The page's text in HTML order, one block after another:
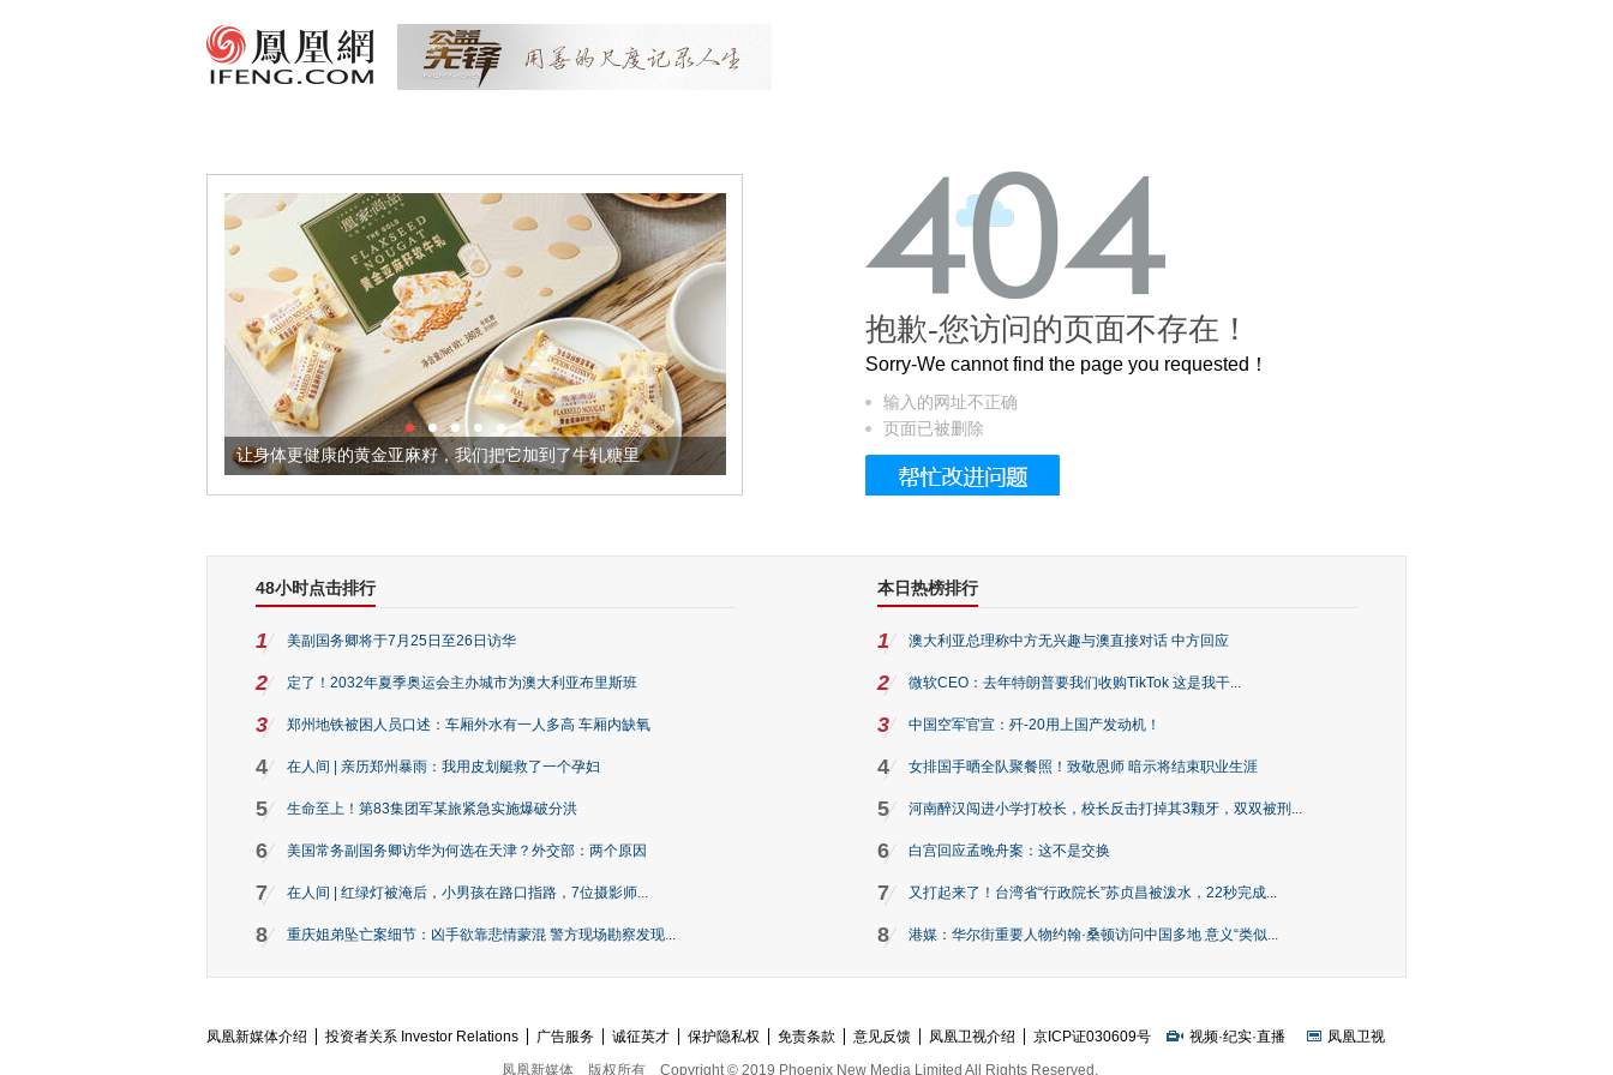
让身体更健康的黄金亚麻籽，我们把它加到了牛轧糖里 被列入佛家七宝的它到底有多美？
抱歉-您访问的页面不存在！
Sorry-We cannot find the page you requested！
输入的网址不正确
页面已被删除
48小时点击排行
1 美副国务卿将于7月25日至26日访华
2 定了！2032年夏季奥运会主办城市为澳大利亚布里斯班
3 郑州地铁被困人员口述：车厢外水有一人多高 车厢内缺氧
4 在人间 | 亲历郑州暴雨：我用皮划艇救了一个孕妇
5 生命至上！第83集团军某旅紧急实施爆破分洪
6 美国常务副国务卿访华为何选在天津？外交部：两个原因
7 在人间 | 红绿灯被淹后，小男孩在路口指路，7位摄影师...
8 重庆姐弟坠亡案细节：凶手欲靠悲情蒙混 警方现场勘察发现...
本日热榜排行
1 澳大利亚总理称中方无兴趣与澳直接对话 中方回应
2 微软CEO：去年特朗普要我们收购TikTok 这是我干...
3 中国空军官宣：歼-20用上国产发动机！
4 女排国手晒全队聚餐照！致敬恩师 暗示将结束职业生涯
5 河南醉汉闯进小学打校长，校长反击打掉其3颗牙，双双被刑...
6 白宫回应孟晚舟案：这不是交换
7 又打起来了！台湾省“行政院长”苏贞昌被泼水，22秒完成...
8 港媒：华尔街重要人物约翰·桑顿访问中国多地 意义“类似...
凤凰新媒体介绍 投资者关系 Investor Relations 广告服务 诚征英才 保护隐私权 免责条款 意见反馈 凤凰卫视介绍 京ICP证030609号 视频·纪实·直播
凤凰卫视
凤凰新媒体
版权所有 Copyright © 2019 Phoenix New Media Limited All Rights Reserved.